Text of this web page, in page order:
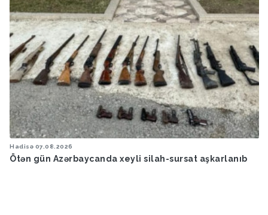
Hadisə
Ötən ay 13 stomatoloq məsuliyyətə cəlb edilib